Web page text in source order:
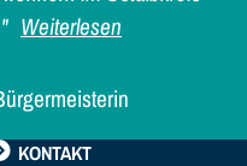
Weiterlesen
KONTAKT